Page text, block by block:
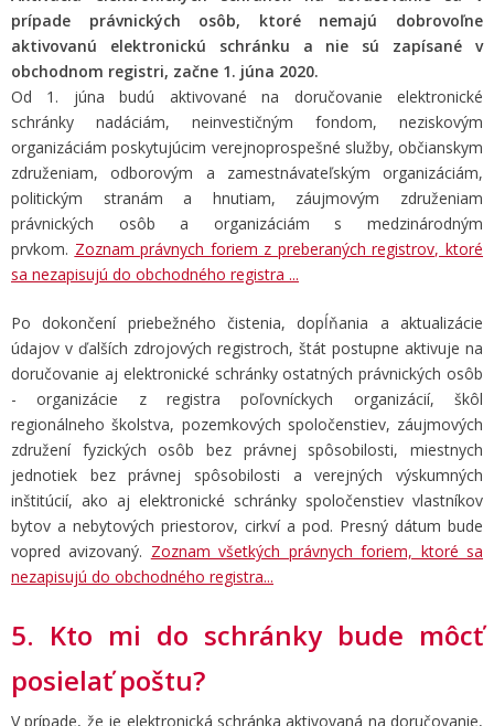
prípade právnických osôb, ktoré nemajú dobrovoľne
aktivovanú elektronickú schránku a nie sú zapísané v
obchodnom registri, začne 1. júna 2020.
Od 1. júna budú aktivované na doručovanie elektronické
schránky nadáciám, neinvestičným fondom, neziskovým
organizáciám poskytujúcim verejnoprospešné služby, občianskym
združeniam, odborovým a zamestnávateľským organizáciám,
politickým stranám a hnutiam, záujmovým združeniam
právnických osôb a organizáciám s medzinárodným
prvkom. Zoznam právnych foriem z preberaných registrov, ktoré
sa nezapisujú do obchodného registra ...
Po dokončení priebežného čistenia, dopĺňania a aktualizácie
údajov v ďalších zdrojových registroch, štát postupne aktivuje na
doručovanie aj elektronické schránky ostatných právnických osôb
- organizácie z registra poľovníckych organizácií, škôl
regionálneho školstva, pozemkových spoločenstiev, záujmových
združení fyzických osôb bez právnej spôsobilosti, miestnych
jednotiek bez právnej spôsobilosti a verejných výskumných
inštitúcií, ako aj elektronické schránky spoločenstiev vlastníkov
bytov a nebytových priestorov, cirkví a pod. Presný dátum bude
vopred avizovaný. Zoznam všetkých právnych foriem, ktoré sa
nezapisujú do obchodného registra...
5. Kto mi do schránky bude môcť
posielať poštu?
V prípade, že je elektronická schránka aktivovaná na doručovanie,